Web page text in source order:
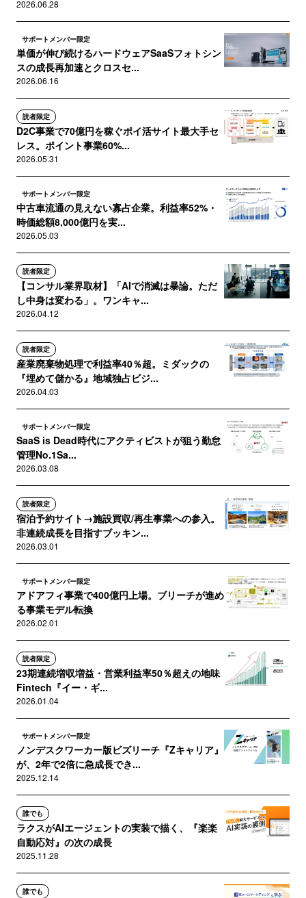
2026.06.28
サポートメンバー限定
単価が伸び続けるハードウェアSaaSフォトシン
スの成長再加速とクロスセ...
2026.06.16
読者限定
D2C事業で70億円を稼ぐポイ活サイト最大手セ
レス。ポイント事業60%...
2026.05.31
サポートメンバー限定
中古車流通の見えない寡占企業。利益率52%・
時価総額8,000億円を実...
2026.05.03
読者限定
【コンサル業界取材】「AIで消滅は暴論。ただ
し中身は変わる」。ワンキャ...
2026.04.12
読者限定
産業廃棄物処理で利益率40％超。ミダックの
『埋めて儲かる』地域独占ビジ...
2026.04.03
サポートメンバー限定
SaaS is Dead時代にアクティビストが狙う勤怠
管理No.1Sa...
2026.03.08
読者限定
宿泊予約サイト→施設買収/再生事業への参入。
非連続成長を目指すブッキン...
2026.03.01
サポートメンバー限定
アドアフィ事業で400億円上場。ブリーチが進め
る事業モデル転換
2026.02.01
読者限定
23期連続増収増益・営業利益率50％超えの地味
Fintech『イー・ギ...
2026.01.04
サポートメンバー限定
ノンデスクワーカー版ビズリーチ『Zキャリア』
が、2年で2倍に急成長でき...
2025.12.14
誰でも
ラクスがAIエージェントの実装で描く、『楽楽
自動応対』の次の成長
2025.11.28
誰でも